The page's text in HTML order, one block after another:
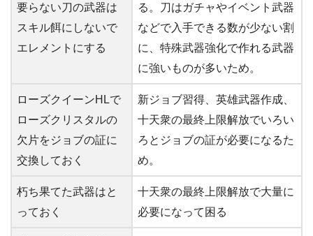
要らない刀の武器は
スキル餌にしないで
エレメントにする
る。刀はガチャやイベント武器
などで入手できる数が少ない割
に、特殊武器強化で作れる武器
に強いものが多いため。
ローズクイーンHLで
ローズクリスタルの
欠片をジョブの証に
交換しておく
新ジョブ習得、英雄武器作成、
十天衆の最終上限解放でいろい
ろとジョブの証が必要になるた
め。
朽ち果てた武器はと
っておく
十天衆の最終上限解放で大量に
必要になって困る